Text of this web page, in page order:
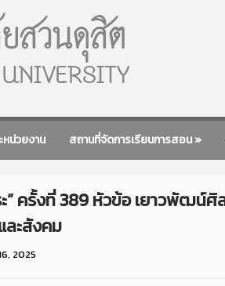
น่วยงาน สถานที่จัดการเรียนการสอน»
” ครั้งที่ 389 หัวข้อ เยาวพัฒน์
ะสังคม
2025